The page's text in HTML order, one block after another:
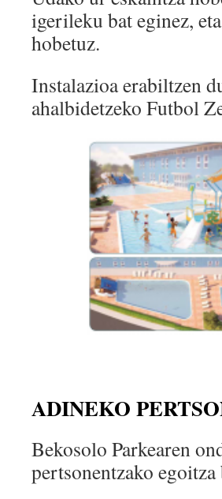
igerileku bat eginez,
hobetuz.
Instalazioa erabiltzen
ahalbidetzeko Futbol
ADINEKO
Bekosolo Parkearen
pertsonentzako